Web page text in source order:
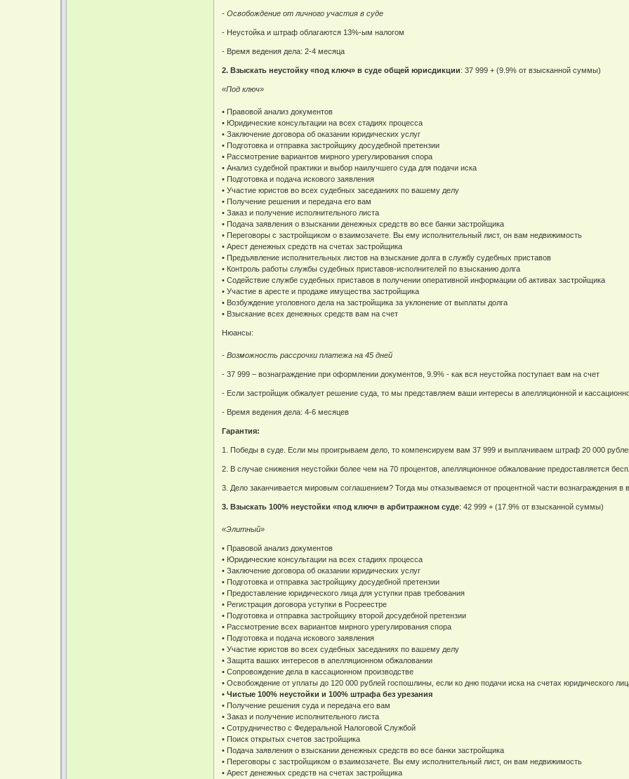
- Освобождение от личного участия в суде
- Неустойка и штраф облагаются 13%-ым налогом
- Время ведения дела: 2-4 месяца
2. Взыскать неустойку «под ключ» в суде общей юрисдикции: 37 999 + (9.9% от взысканной суммы)
«Под ключ»
• Правовой анализ документов
• Юридические консультации на всех стадиях процесса
• Заключение договора об оказании юридических услуг
• Подготовка и отправка застройщику досудебной претензии
• Рассмотрение вариантов мирного урегулирования спора
• Анализ судебной практики и выбор наилучшего суда для подачи иска
• Подготовка и подача искового заявления
• Участие юристов во всех судебных заседаниях по вашему делу
• Получение решения и передача его вам
• Заказ и получение исполнительного листа
• Подача заявления о взыскании денежных средств во все банки застройщика
• Переговоры с застройщиком о взаимозачете. Вы ему исполнительный лист, он вам недвижимость
• Арест денежных средств на счетах застройщика
• Предъявление исполнительных листов на взыскание долга в службу судебных приставов
• Контроль работы службы судебных приставов-исполнителей по взысканию долга
• Содействие службе судебных приставов в получении оперативной информации об активах застройщика
• Участие в аресте и продаже имущества застройщика
• Возбуждение уголовного дела на застройщика за уклонение от выплаты долга
• Взыскание всех денежных средств вам на счет
Нюансы:
- Возможность рассрочки платежа на 45 дней
- 37 999 – вознаграждение при оформлении документов, 9.9% - как вся неустойка поступает вам на счет
- Если застройщик обжалует решение суда, то мы представляем ваши интересы в апелляционной и
- Время ведения дела: 4-6 месяцев
Гарантия:
1. Победы в суде. Если мы проигрываем дело, то компенсируем вам 37 999 и выплачиваем штраф 20 000
2. В случае снижения неустойки более чем на 70 процентов, апелляционное обжалование предоставляется
3. Дело заканчивается мировым соглашением? Тогда мы отказываемся от процентной части вознаграждения в
3. Взыскать 100% неустойки «под ключ» в арбитражном суде: 42 999 + (17.9% от взысканной суммы)
«Элитный»
• Правовой анализ документов
• Юридические консультации на всех стадиях процесса
• Заключение договора об оказании юридических услуг
• Подготовка и отправка застройщику досудебной претензии
• Предоставление юридического лица для уступки прав требования
• Регистрация договора уступки в Росреестре
• Подготовка и отправка застройщику второй досудебной претензии
• Рассмотрение всех вариантов мирного урегулирования спора
• Подготовка и подача искового заявления
• Участие юристов во всех судебных заседаниях по вашему делу
• Защита ваших интересов в апелляционном обжаловании
• Сопровождение дела в кассационном производстве
• Освобождение от уплаты до 120 000 рублей госпошлины, если ко дню подачи иска на счетах юридического
• Чистые 100% неустойки и 100% штрафа без урезания
• Получение решения суда и передача его вам
• Заказ и получение исполнительного листа
• Сотрудничество с Федеральной Налоговой Службой
• Поиск открытых счетов застройщика
• Подача заявления о взыскании денежных средств во все банки застройщика
• Переговоры с застройщиком о взаимозачете. Вы ему исполнительный лист, он вам недвижимость
• Арест денежных средств на счетах застройщика